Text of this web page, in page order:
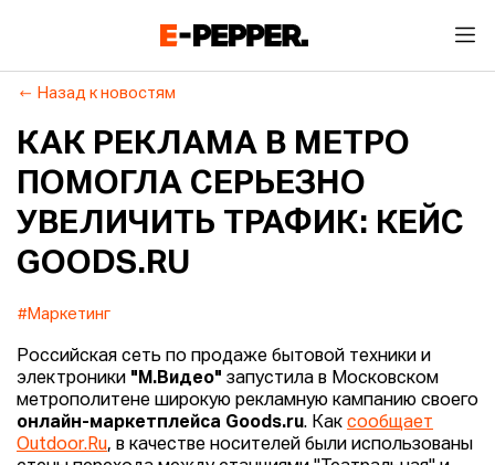
Назад к новостям
КАК РЕКЛАМА В МЕТРО
ПОМОГЛА СЕРЬЕЗНО
УВЕЛИЧИТЬ ТРАФИК: КЕЙС
GOODS.RU
#Маркетинг
Российская сеть по продаже бытовой техники и
электроники "М.Видео" запустила в Московском
метрополитене широкую рекламную кампанию своего
онлайн-маркетплейса Goods.ru. Как сообщает
Outdoor.Ru, в качестве носителей были использованы